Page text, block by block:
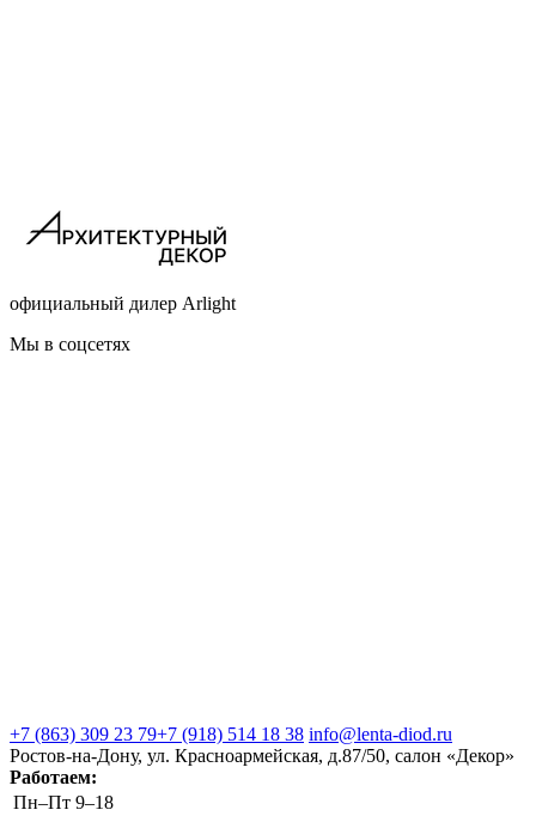
официальный дилер Arlight
Мы в соцсетях
+7 (863) 309 23 79+7 (918) 514 18 38 info@lenta-diod.ru
Ростов-на-Дону, ул. Красноармейская, д.87/50, салон «Декор»
Работаем:
Пн–Пт 9–18